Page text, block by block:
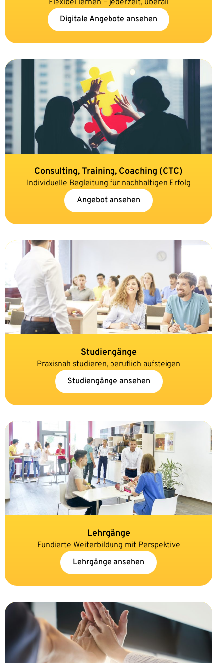
Flexibel lernen – jederzeit, überall
Digitale Angebote ansehen
Consulting, Training, Coaching (CTC)
Individuelle Begleitung für nachhaltigen Erfolg
Angebot ansehen
Studiengänge
Praxisnah studieren, beruflich aufsteigen
Studiengänge ansehen
Lehrgänge
Fundierte Weiterbildung mit Perspektive
Lehrgänge ansehen